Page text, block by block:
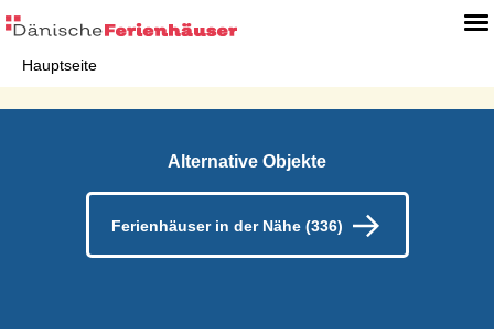
Hauptseite
Alternative Objekte
Ferienhäuser in der Nähe (336)